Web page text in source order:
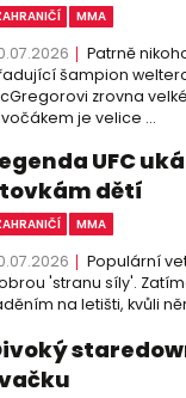
MMA
Patrně
šampion
zrovna
je velice ...
UFC
dětí
MMA
Populární
'stranu síly'.
na letišti, kvůli